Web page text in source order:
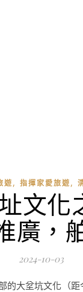
遊, 指揮家愛旅遊,
文化
，
2024-10-03
的大坌坑文化（